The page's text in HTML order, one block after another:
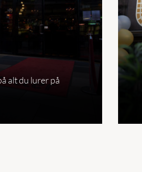
alt du lurer på